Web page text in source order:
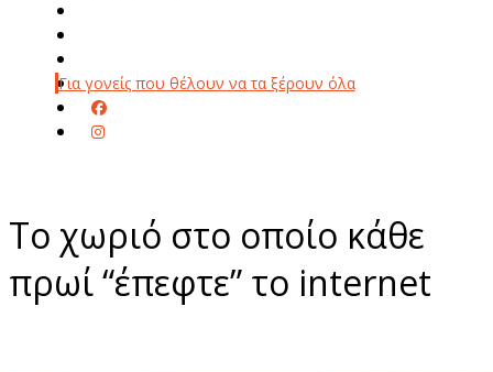
Για γονείς που θέλουν να τα ξέρουν όλα
To χωριό στο οποίο κάθε
πρωί “έπεφτε” το internet